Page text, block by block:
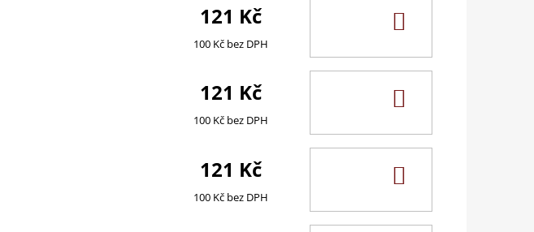
121 Kč
100 Kč bez DPH
121 Kč
100 Kč bez DPH
121 Kč
100 Kč bez DPH